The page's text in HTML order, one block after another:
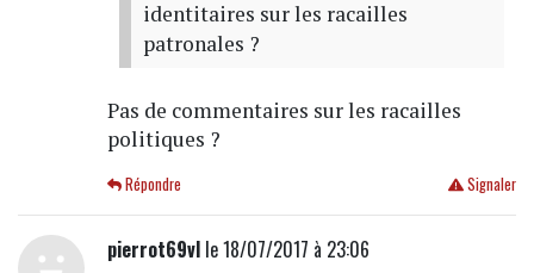
identitaires sur les racailles
patronales ?
Pas de commentaires sur les racailles
politiques ?
Signaler
Répondre
pierrot69vlle 18/07/2017 à 23:06